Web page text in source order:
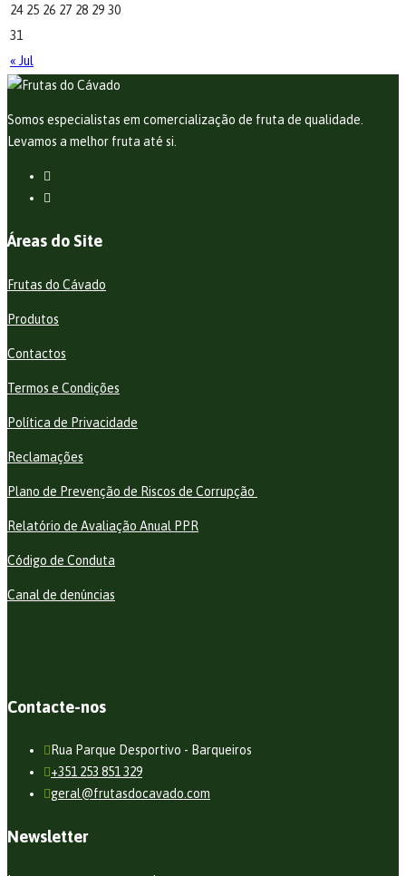
« Jul
24 25 26 27 28 29 30
31
Somos especialistas em comercialização de fruta de qualidade.
Levamos a melhor fruta até si.
Áreas do Site
Frutas do Cávado
Produtos
Contactos
Termos e Condições
Política de Privacidade
Reclamações
Plano de Prevenção de Riscos de Corrupção
Relatório de Avaliação Anual PPR
Código de Conduta
Canal de denúncias
Contacte-nos
Rua Parque Desportivo - Barqueiros
+351 253 851 329
geral@frutasdocavado.com
Newsletter